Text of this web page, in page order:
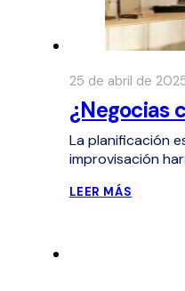
25 de abril de
¿Negocias
La planificación
improvisación
LEER MÁS